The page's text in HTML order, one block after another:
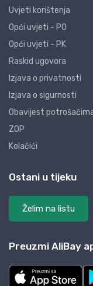
Uvjeti korištenja
Opći uvjeti - PO
Opći uvjeti - PK
Raskid ugovora
Izjava o privatnosti
Izjava o sigurnosti
Obavijest
ZOP
Kolačići
Ostani u tijeku
Želim na listu
Preuzmi AliBay